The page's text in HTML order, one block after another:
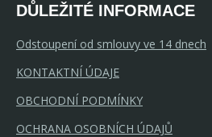
DŮLEŽITÉ INFORMACE
Odstoupení od smlouvy ve 14 dnech
KONTAKTNÍ ÚDAJE
OBCHODNÍ PODMÍNKY
OCHRANA OSOBNÍCH ÚDAJŮ